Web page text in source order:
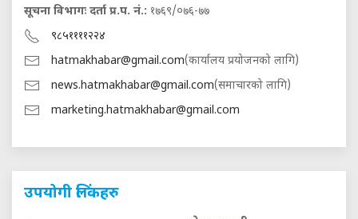
सूचना विभागः दर्ता प्र.प. नं.: १७६९/०७६-७७
९८५११११२२४
hatmakhabar@gmail.com(कार्यालय प्रयोजनको लागि)
news.hatmakhabar@gmail.com(समाचारको लागि)
marketing.hatmakhabar@gmail.com
उपयोगी लिंकहरु